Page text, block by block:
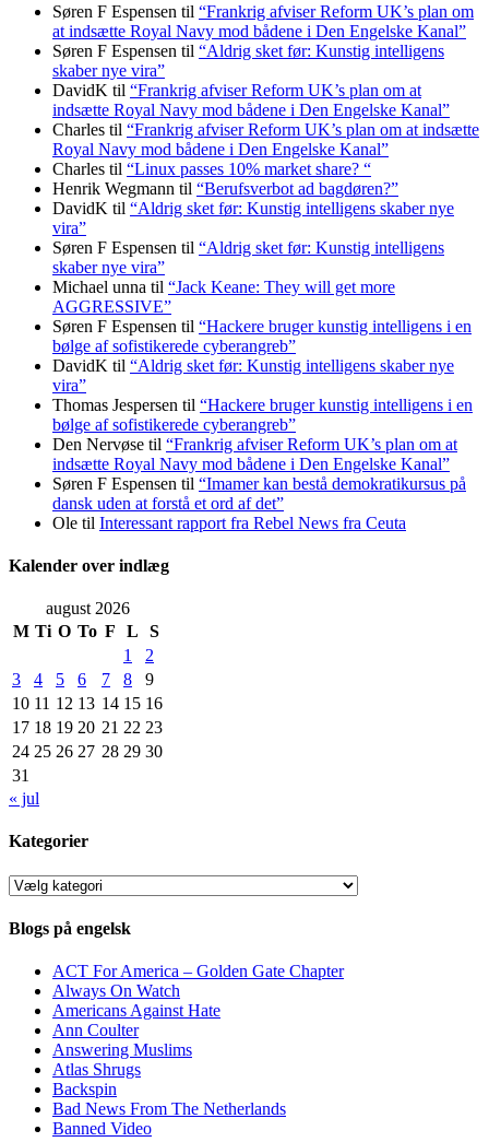
Søren F Espensen til “Frankrig afviser Reform UK’s plan om
at indsætte Royal Navy mod bådene i Den Engelske Kanal”
Søren F Espensen til “Aldrig sket før: Kunstig intelligens
skaber nye vira”
DavidK til “Frankrig afviser Reform UK’s plan om at
indsætte Royal Navy mod bådene i Den Engelske Kanal”
Charles til “Frankrig afviser Reform UK’s plan om at indsætte
Royal Navy mod bådene i Den Engelske Kanal”
Charles til “Linux passes 10% market share? “
Henrik Wegmann til “Berufsverbot ad bagdøren?”
DavidK til “Aldrig sket før: Kunstig intelligens skaber nye
vira”
Søren F Espensen til “Aldrig sket før: Kunstig intelligens
skaber nye vira”
Michael unna til “Jack Keane: They will get more
AGGRESSIVE”
Søren F Espensen til “Hackere bruger kunstig intelligens i en
bølge af sofistikerede cyberangreb”
DavidK til “Aldrig sket før: Kunstig intelligens skaber nye
vira”
Thomas Jespersen til “Hackere bruger kunstig intelligens i en
bølge af sofistikerede cyberangreb”
Den Nervøse til “Frankrig afviser Reform UK’s plan om at
indsætte Royal Navy mod bådene i Den Engelske Kanal”
Søren F Espensen til “Imamer kan bestå demokratikursus på
dansk uden at forstå et ord af det”
Ole til Interessant rapport fra Rebel News fra Ceuta
Kalender over indlæg
august 2026
M Ti O To F L
S
1
2
3
4 5 6 7 8
9
10 11 12 13 14 15 16
17 18 19 20 21 22 23
24 25 26 27 28 29 30
31
« jul
Kategorier
Kategorier
Blogs på engelsk
ACT For America – Golden Gate Chapter
Always On Watch
Americans Against Hate
Ann Coulter
Answering Muslims
Atlas Shrugs
Backspin
Bad News From The Netherlands
Banned Video